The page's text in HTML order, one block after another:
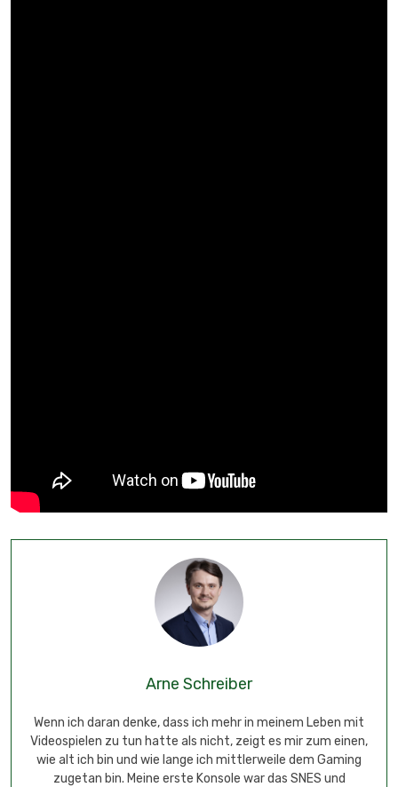
Arne Schreiber
Wenn ich daran denke, dass ich mehr in meinem Leben mit
Videospielen zu tun hatte als nicht, zeigt es mir zum einen,
wie alt ich bin und wie lange ich mittlerweile dem Gaming
zugetan bin. Meine erste Konsole war das SNES und